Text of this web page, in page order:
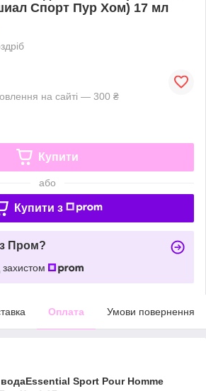
Спорт Пур Хом) 17 мл
на сайті — 300 ₴
Купити
або
Купити з
Пром?
Оплата Умови повернення
Sport Pour Homme